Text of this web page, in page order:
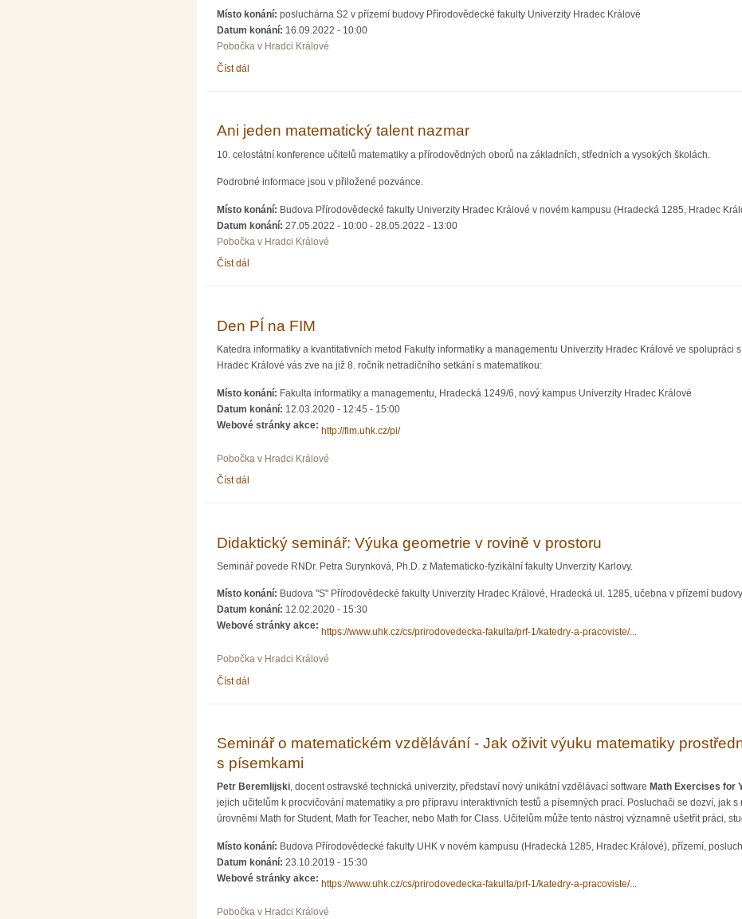
Místo konání: posluchárna S2 v přízemí budovy Přírodovědecké fakulty Univerzity Hradec Králové
Datum konání: 16.09.2022 - 10:00
Pobočka v Hradci Králové
Číst dál
Ani jeden matematický talent nazmar
10. celostátní konference učitelů matematiky a přírodovědných oborů na základních, středních a vysokých školách.
Podrobné informace jsou v přiložené pozvánce.
Místo konání: Budova Přírodovědecké fakulty Univerzity Hradec Králové v novém kampusu (Hradecká 1285, Hradec
Datum konání: 27.05.2022 - 10:00 - 28.05.2022 - 13:00
Pobočka v Hradci Králové
Číst dál
Den PÍ na FIM
Katedra informatiky a kvantitativních metod Fakulty informatiky a managementu Univerzity Hradec Králové ve spolupráci
Hradec Králové vás zve na již 8. ročník netradičního setkání s matematikou:
Místo konání: Fakulta informatiky a managementu, Hradecká 1249/6, nový kampus Univerzity Hradec Králové
Datum konání: 12.03.2020 - 12:45 - 15:00
Webové stránky akce:
http://fim.uhk.cz/pi/
Pobočka v Hradci Králové
Číst dál
Didaktický seminář: Výuka geometrie v rovině v prostoru
Seminář povede RNDr. Petra Surynková, Ph.D. z Matematicko-fyzikální fakulty Unverzity Karlovy.
Místo konání: Budova "S" Přírodovědecké fakulty Univerzity Hradec Králové, Hradecká ul. 1285, učebna v přízemí
Datum konání: 12.02.2020 - 15:30
Webové stránky akce:
https://www.uhk.cz/cs/prirodovedecka-fakulta/prf-1/katedry-a-pracoviste/...
Pobočka v Hradci Králové
Číst dál
Seminář o matematickém vzdělávání - Jak oživit výuku matematiky
s písemkami
Petr Beremlijski, docent ostravské technická univerzity, představí nový unikátní vzdělávací software Math Exercises for
jejich učitelům k procvičování matematiky a pro přípravu interaktivních testů a písemných prací. Posluchači se dozví, jak
úrovněmi Math for Student, Math for Teacher, nebo Math for Class. Učitelům může tento nástroj významně ušetřit práci,
Místo konání: Budova Přírodovědecké fakulty UHK v novém kampusu (Hradecká 1285, Hradec Králové), přízemí,
Datum konání: 23.10.2019 - 15:30
Webové stránky akce:
https://www.uhk.cz/cs/prirodovedecka-fakulta/prf-1/katedry-a-pracoviste/...
Pobočka v Hradci Králové